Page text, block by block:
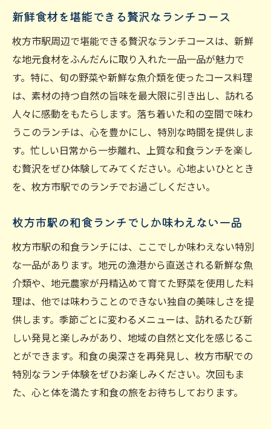
新鮮食材を堪能できる贅沢なランチコース
枚方市駅周辺で堪能できる贅沢なランチコースは、新鮮
な地元食材をふんだんに取り入れた一品一品が魅力で
す。特に、旬の野菜や新鮮な魚介類を使ったコース料理
は、素材の持つ自然の旨味を最大限に引き出し、訪れる
人々に感動をもたらします。落ち着いた和の空間で味わ
うこのランチは、心を豊かにし、特別な時間を提供しま
す。忙しい日常から一歩離れ、上質な和食ランチを楽し
む贅沢をぜひ体験してみてください。心地よいひととき
を、枚方市駅でのランチでお過ごしください。
枚方市駅の和食ランチでしか味わえない一品
枚方市駅の和食ランチには、ここでしか味わえない特別
な一品があります。地元の漁港から直送される新鮮な魚
介類や、地元農家が丹精込めて育てた野菜を使用した料
理は、他では味わうことのできない独自の美味しさを提
供します。季節ごとに変わるメニューは、訪れるたび新
しい発見と楽しみがあり、地域の自然と文化を感じるこ
とができます。和食の奥深さを再発見し、枚方市駅での
特別なランチ体験をぜひお楽しみください。次回もま
た、心と体を満たす和食の旅をお待ちしております。